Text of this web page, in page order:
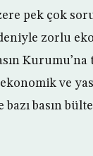
pek çok
zorlu
ve
bazı basın